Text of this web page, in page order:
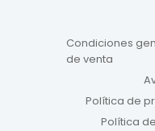
Condiciones
de venta
Política de
Política